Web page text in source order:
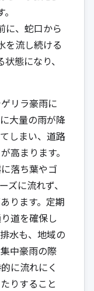
に、蛇口から
を流し続ける
態になり、
リラ豪雨に
大量の雨が降
しまい、道路
高まります。
落ち葉やゴ
ズに流れず、
ります。定期
道を確保し
水も、地域の
中豪雨の際
に流れにく
りすること